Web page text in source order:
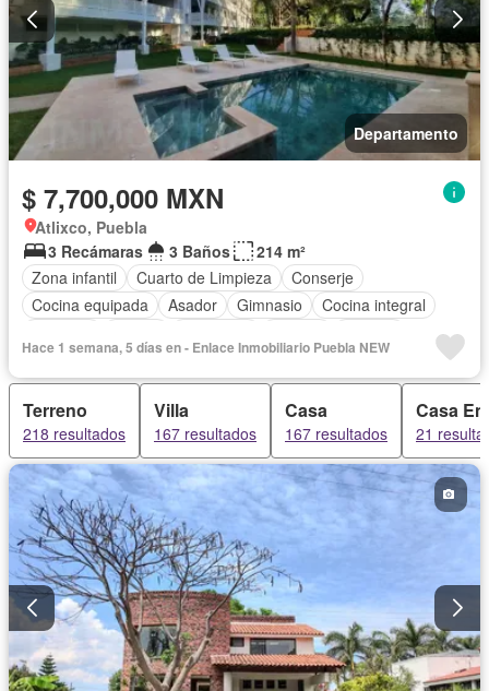
Departamento
$ 7,700,000 MXN
Atlixco, Puebla
3 Recámaras
3 Baños
214 m²
Zona infantil
Cuarto de Limpieza
Conserje
Cocina equipada
Asador Gimnasio
Cocina integral
Hace 1 semana, 5 días en - Enlace Inmobiliario Puebla NEW
Terreno
218 resultados
Villa
167 resultados
Casa
167 resultados
Casa
21